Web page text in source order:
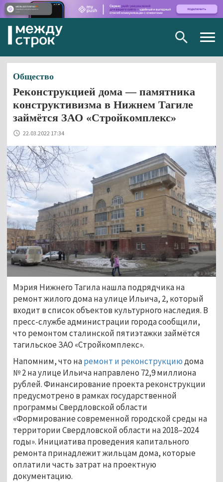
Общество
Реконструкцией дома — памятника
конструктивизма в Нижнем Тагиле
займётся ЗАО «Стройкомплекс»
22.03.2022 17:34
Мэрия Нижнего Тагила нашла подрядчика на
ремонт жилого дома на улице Ильича, 2, который
входит в список объектов культурного наследия. В
пресс-службе администрации города сообщили,
что ремонтом сталинской пятиэтажки займётся
тагильское ЗАО «Стройкомплекс».
Напомним, что наремонт и реконструкциюдома
№ 2 на улице Ильича направлено 72,9 миллиона
рублей. Финансирование проекта реконструкции
предусмотрено в рамках государственной
программы Свердловской области
«Формирование современной городской среды на
территории Свердловской области на 2018–2024
годы». Инициатива проведения капитального
ремонта принадлежит жильцам дома, которые
оплатили часть затрат на проектную
документацию.